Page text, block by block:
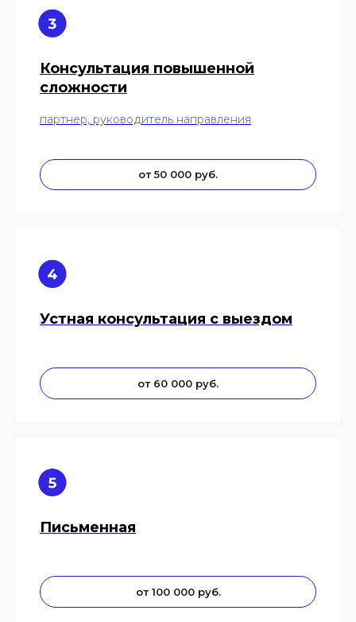
Консультация повышенной
сложности
партнер, руководитель направления
от 50 000 руб.
Устная консультация с выездом
от 60 000 руб.
Письменная
от 100 000 руб.